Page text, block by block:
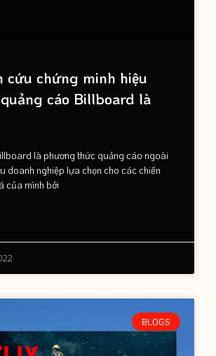
cứu chứng minh hiệu
cáo Billboard là
là phương thức quảng cáo ngoài
doanh nghiệp lựa chọn cho các chiến
của mình bởi
BLOGS